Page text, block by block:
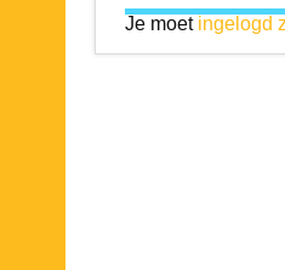
Je moet ingelogd